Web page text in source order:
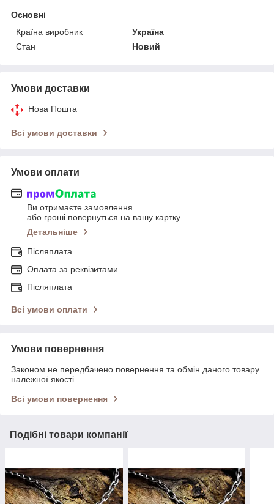
Основні
Країна виробник
Україна
Стан
Новий
Умови доставки
Нова Пошта
Всі умови доставки
Умови оплати
Ви отримаєте замовлення
або гроші повернуться на вашу картку
Детальніше
Післяплата
Оплата за реквізитами
Післяплата
Всі умови оплати
Умови повернення
Законом не передбачено повернення та обмін даного товару
належної якості
Всі умови повернення
Подібні товари компанії